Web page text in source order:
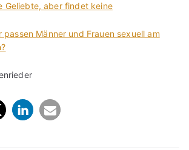
Geliebte, aber findet keine
passen Männer und Frauen sexuell am